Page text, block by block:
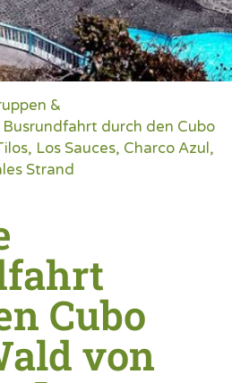
&
durch den Cubo
Los Sauces, Charco Azul,
Strand
Cubo
von